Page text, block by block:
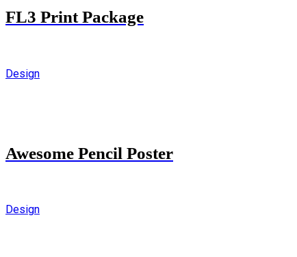
FL3 Print Package
Design
Awesome Pencil Poster
Design